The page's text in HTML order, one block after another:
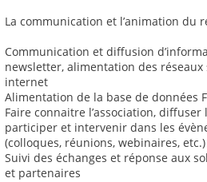
La communication et l’animation du
Communication et diffusion
newsletter, alimentation des
internet
Alimentation de la base de données
Faire connaitre l’association,
participer et intervenir dans les
(colloques, réunions, webinaires, etc.)
Suivi des échanges et réponse aux
et partenaires